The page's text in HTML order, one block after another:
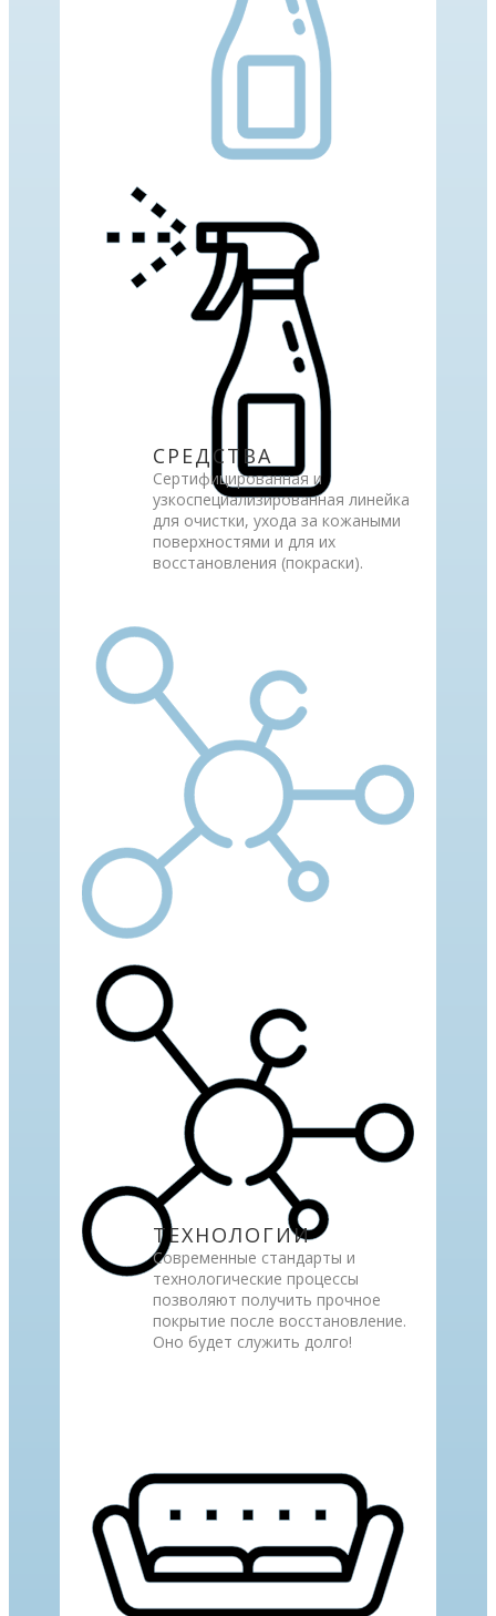
СРЕДСТВА
Сертифицированная и
узкоспециализированная линейка
для очистки, ухода за кожаными
поверхностями и для их
восстановления (покраски).
ТЕХНОЛОГИИ
Современные стандарты и
технологические процессы
позволяют получить прочное
покрытие после восстановление.
Оно будет служить долго!